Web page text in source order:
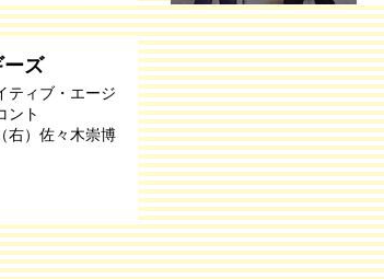
ーズ
ティブ・エージ
ント
右）佐々木崇博